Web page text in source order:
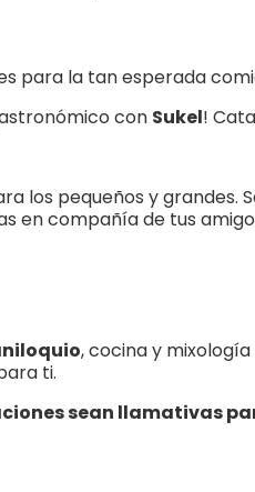
para la tan esperada
con Sukel!
los pequeños y
en compañía de tus
, cocina y
ti.
sean llamativas